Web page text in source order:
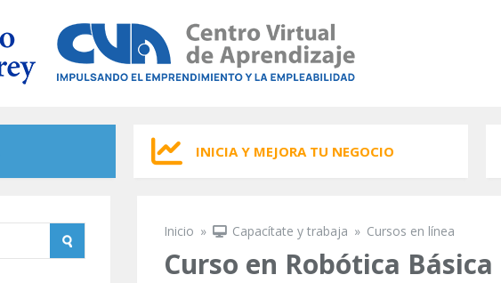
INICIA Y MEJORA TU NEGOCIO
Se encuentra usted aquí
Inicio » Capacítate y trabaja » Cursos en línea
Curso en Robótica Básica